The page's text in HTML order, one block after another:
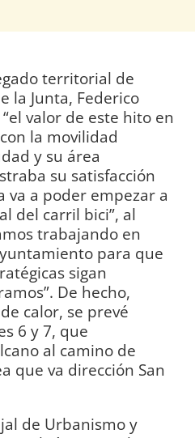
territorial de
la Junta, Federico
valor de este hito en
la movilidad
y su área
su satisfacción
va a poder empezar a
del carril bici”, al
trabajando en
para que
sigan
De hecho,
calor, se prevé
6 y 7, que
al camino de
que va dirección San
de Urbanismo y